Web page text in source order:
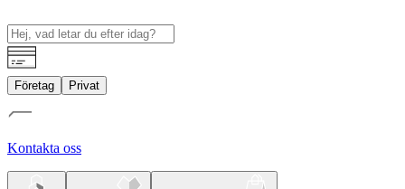
Företag Privat
Kontakta oss